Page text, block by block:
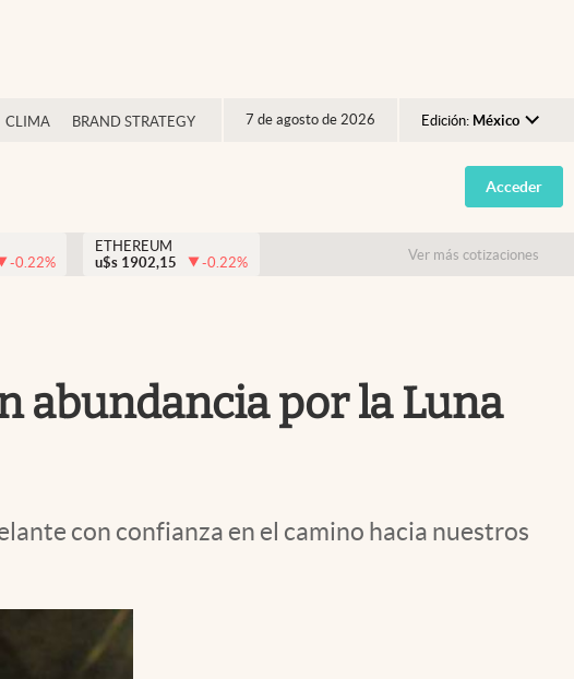
CLIMA BRAND STRATEGY 7 de agosto de 2026 Edición: México
Argentina
España
USA
Acceder
-0.22%
ETHEREUM
u$s 1902,15 -0.22% Ver más cotizaciones
abundancia por la Luna
con confianza en el camino hacia nuestros